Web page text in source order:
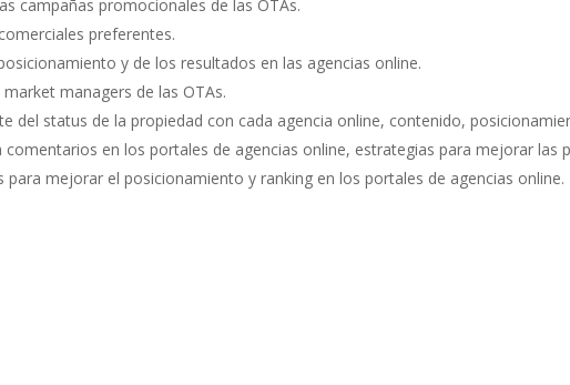
campañas promocionales de las OTAs.
preferentes.
y de los resultados en las agencias online.
managers de las OTAs.
del status de la propiedad con cada agencia online, contenido,
comentarios en los portales de agencias online, estrategias para mejorar las
para mejorar el posicionamiento y ranking en los portales de agencias online.